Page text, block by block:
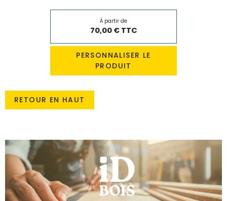
À partir de
70,00 € TTC
PERSONNALISER LE
PRODUIT
RETOUR EN HAUT